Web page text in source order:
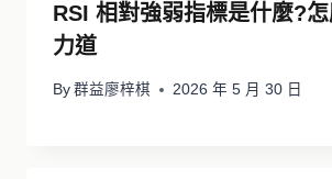
RSI 相對強弱指標是什麼?
力道
By 群益廖梓棋 2026 年 5 月 30 日